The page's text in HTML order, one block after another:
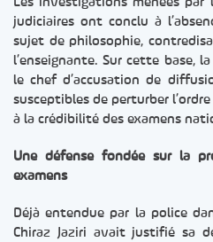
Les investigations menées
judiciaires ont conclu à
sujet de philosophie,
l’enseignante. Sur cette base,
le chef d’accusation de
susceptibles de perturber
à la crédibilité des examens
Une défense fondée sur la
examens
Déjà entendue par la police
Chiraz Jaziri avait justifié sa